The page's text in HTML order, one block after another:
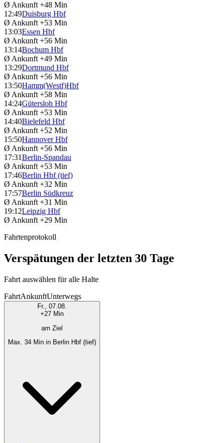
Ø Ankunft +48 Min
12:49Duisburg Hbf
Ø Ankunft +53 Min
13:03Essen Hbf
Ø Ankunft +56 Min
13:14Bochum Hbf
Ø Ankunft +49 Min
13:29Dortmund Hbf
Ø Ankunft +56 Min
13:50Hamm(Westf)Hbf
Ø Ankunft +58 Min
14:24Gütersloh Hbf
Ø Ankunft +53 Min
14:40Bielefeld Hbf
Ø Ankunft +52 Min
15:50Hannover Hbf
Ø Ankunft +56 Min
17:31Berlin-Spandau
Ø Ankunft +53 Min
17:46Berlin Hbf (tief)
Ø Ankunft +32 Min
17:57Berlin Südkreuz
Ø Ankunft +31 Min
19:12Leipzig Hbf
Ø Ankunft +29 Min
Fahrtenprotokoll
Verspätungen der letzten 30 Tage
Fahrt auswählen für alle Halte
FahrtAnkunftUnterwegs
Fr., 07.08.
+27 Min
am Ziel
Max. 34 Min in Berlin Hbf (tief)